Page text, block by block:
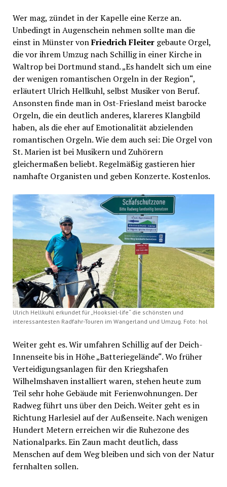
Wer mag, zündet in der Kapelle eine Kerze an.
Unbedingt in Augenschein nehmen sollte man die
einst in Münster vonFriedrich Fleiter gebaute Orgel,
die vor ihrem Umzug nach Schillig in einer Kirche in
Waltrop bei Dortmund stand. „Es handelt sich um eine
der wenigen romantischen Orgeln in der Region“,
erläutert Ulrich Hellkuhl, selbst Musiker von Beruf.
Ansonsten finde man in Ost-Friesland meist barocke
Orgeln, die ein deutlich anderes, klareres Klangbild
haben, als die eher auf Emotionalität abzielenden
romantischen Orgeln. Wie dem auch sei: Die Orgel von
St. Marien ist bei Musikern und Zuhörern
gleichermaßen beliebt. Regelmäßig gastieren hier
namhafte Organisten und geben Konzerte. Kostenlos.
Ulrich Hellkuhl erkundet für „Hooksiel-life“ die schönsten und
interessantesten Radfahr-Touren im Wangerland und Umzug. Foto: hol
Weiter geht es. Wir umfahren Schillig auf der Deich-
Innenseite bis in Höhe „Batteriegelände“. Wo früher
Verteidigungsanlagen für den Kriegshafen
Wilhelmshaven installiert waren, stehen heute zum
Teil sehr hohe Gebäude mit Ferienwohnungen. Der
Radweg führt uns über den Deich. Weiter geht es in
Richtung Harlesiel auf der Außenseite. Nach wenigen
Hundert Metern erreichen wir die Ruhezone des
Nationalparks. Ein Zaun macht deutlich, dass
Menschen auf dem Weg bleiben und sich von der Natur
fernhalten sollen.